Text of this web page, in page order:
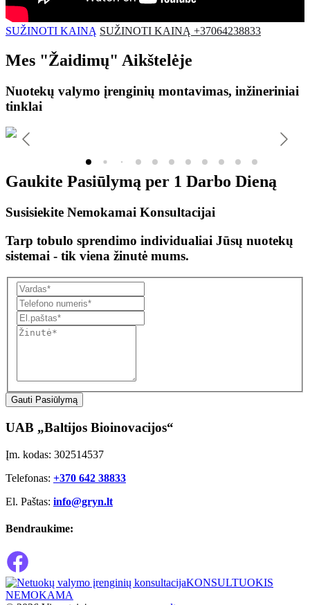
SUŽINOTI KAINĄ SUŽINOTI KAINĄ +37064238833
Mes "Žaidimų" Aikštelėje
Nuotekų valymo įrenginių montavimas, inžineriniai
tinklai
Gaukite Pasiūlymą per 1 Darbo Dieną
Susisiekite Nemokamai Konsultacijai
Tarp tobulo sprendimo individualiai Jūsų nuotekų
sistemai - tik viena žinutė mums.
Gauti Pasiūlymą
UAB „Baltijos Bioinovacijos“
Įm. kodas: 302514537
Telefonas: +370 642 38833
El. Paštas: info@gryn.lt
Bendraukime:
KONSULTUOKIS
NEMOKAMA